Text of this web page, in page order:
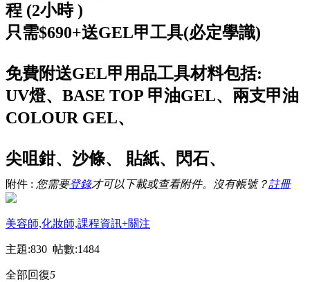
程 (2小時 )
只需$690+送GEL甲工具(必定學識)
免費附送GEL甲用品工具材料包括:
UV燈、BASE TOP 甲油GEL、兩支甲油
COLOUR GEL、
尖咀鉗、沙條、 貼紙、閃石、
拆卸甲包、死皮推、潔甲水
*附送工具可做到十多個客人*
附件 : 您需要登錄才可以下載或查看附件。沒有帳號？註冊
美容師,化妝師,課程資訊+關注
主題:830 帖數:1484
全部回復5